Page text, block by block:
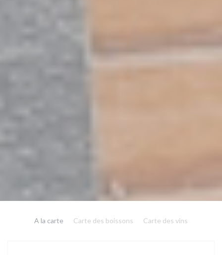
A la carte Carte des boissons Carte des vins